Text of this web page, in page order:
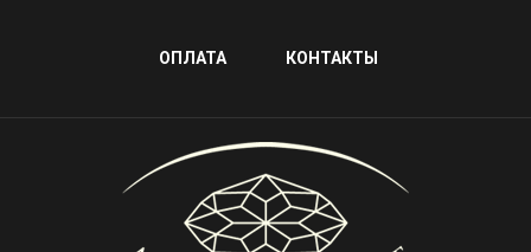
ОПЛАТА КОНТАКТЫ